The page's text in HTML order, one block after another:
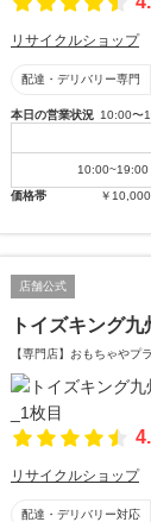
リサイクルショップ
配達・デリバリー専門
本日の営業状況 10:00〜
10:00~19:00
価格帯
￥
店舗公式
トイズキング
【専門店】おもちゃやプ
リサイクルショップ
配達・デリバリー対応